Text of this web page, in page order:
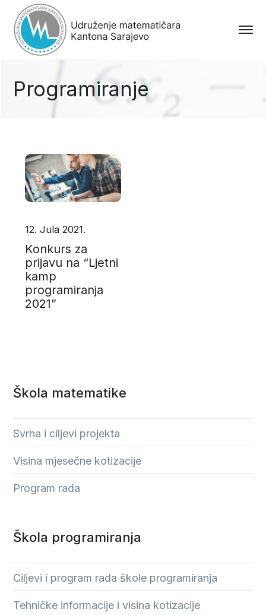
Programiranje
12. Jula 2021.
Konkurs za
prijavu na “Ljetni
kamp
programiranja
2021”
Škola matematike
Svrha i ciljevi projekta
Visina mjesečne kotizacije
Program rada
Škola programiranja
Ciljevi i program rada škole programiranja
Tehničke informacije i visina kotizacije